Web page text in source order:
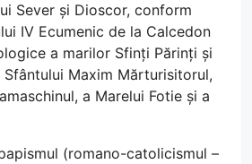
Sever și Dioscor, conform
IV Ecumenic de la Calcedon
a marilor Sfinți Părinți și
Sfântului Maxim Mărturisitorul,
a Marelui Fotie și a
(romano-catolicismul –